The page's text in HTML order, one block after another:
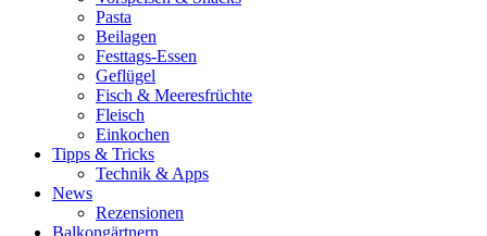
Pasta
Beilagen
Festtags-Essen
Geflügel
Fisch & Meeresfrüchte
Fleisch
Einkochen
Tipps & Tricks
Technik & Apps
News
Rezensionen
Balkongärtnern